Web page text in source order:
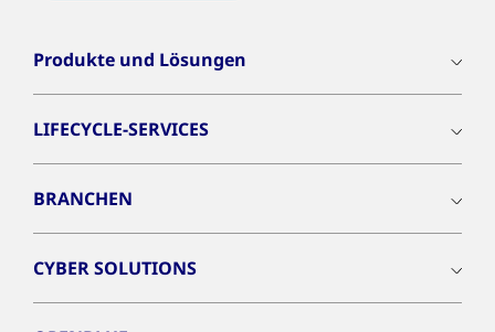
Produkte und Lösungen
LIFECYCLE-SERVICES
BRANCHEN
CYBER SOLUTIONS